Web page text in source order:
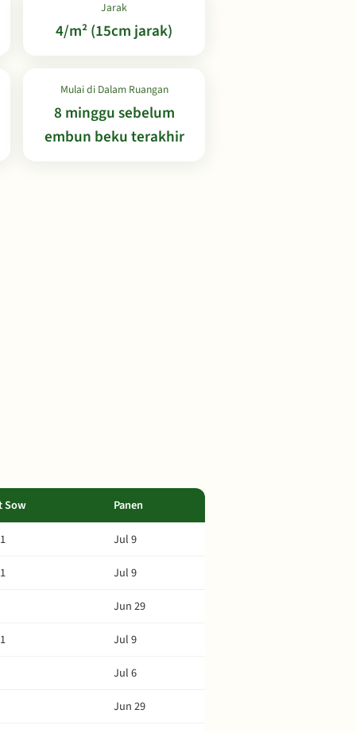
Jarak
4/m² (15cm jarak)
Mulai di Dalam Ruangan
8 minggu sebelum
embun beku terakhir
Sow Panen
Jul 9
Jul 9
Jun 29
Jul 9
Jul 6
Jun 29